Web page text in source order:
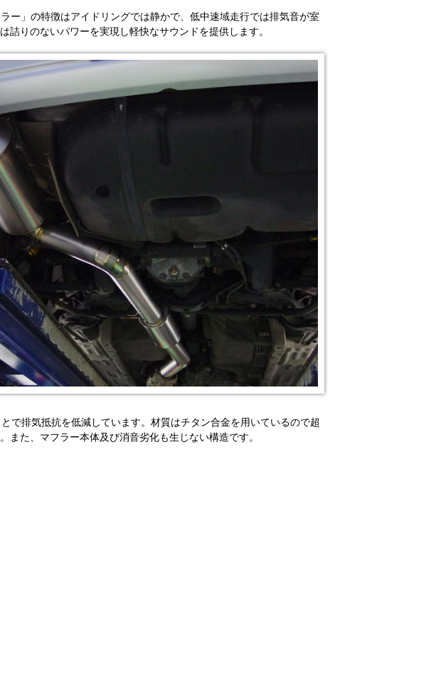
ー」の特徴はアイドリングでは静かで、低中速域走行では排気音が室
詰りのないパワーを実現し軽快なサウンドを提供します。
で排気抵抗を低減しています。材質はチタン合金を用いているので超
また、マフラー本体及び消音劣化も生じない構造です。